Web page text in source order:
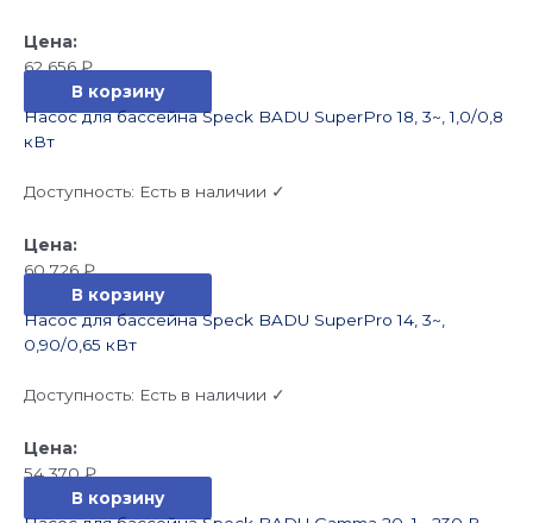
62 656₽
В корзину
Насос для бассейна Speck BADU SuperPro 18, 3~, 1,0/0,8
кВт
Доступность: Есть в наличии ✓
60 726₽
В корзину
Насос для бассейна Speck BADU SuperPro 14, 3~,
0,90/0,65 кВт
Доступность: Есть в наличии ✓
54 370₽
В корзину